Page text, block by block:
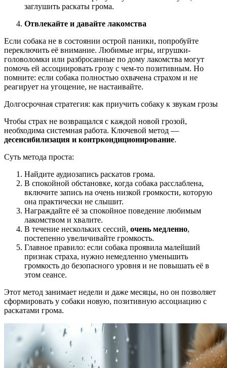
заглушить раскаты грома.
Отвлекайте и давайте лакомства
Если собака не в состоянии острой паники, попробуйте
переключить её внимание. Любимые игры, игрушки-
головоломки или разбросанные по дому лакомства могут
помочь ей ассоциировать грозу с чем-то позитивным. Но
помните: если собака полностью охвачена страхом и не
реагирует на угощение, не настаивайте.
Долгосрочная стратегия: как приучить собаку к звукам грозы
Чтобы страх не возвращался с каждой новой грозой,
необходима системная работа. Ключевой метод —
десенсибилизация и контркондиционирование.
Суть метода проста:
Найдите аудиозапись раскатов грома.
В спокойной обстановке, когда собака расслаблена,
включите запись на очень низкой громкости, которую
она практически не слышит.
Награждайте её за спокойное поведение любимым
лакомством и хвалите.
В течение нескольких сессий, очень медленно,
постепенно увеличивайте громкость.
Главное правило: если собака проявила малейший
признак страха, нужно немедленно уменьшить
громкость до безопасного уровня и не повышать её в
этом сеансе.
Этот метод занимает недели и даже месяцы, но он позволяет
сформировать у собаки новую, позитивную ассоциацию с
раскатами грома.